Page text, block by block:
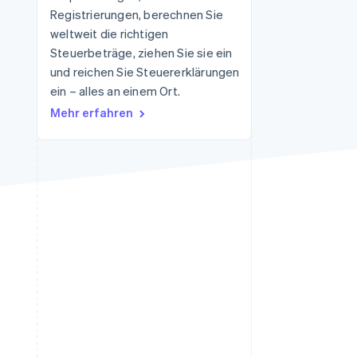
Stripe-Sessions 2026
Erfahren Sie, wie Stripe
Lösungen für die
Wirtschaftsinfrastruktur
Registrierungen, berechnen Sie
weltweit die richtigen
Steuerbeträge, ziehen Sie sie ein
und reichen Sie Steuererklärungen
ein – alles an einem Ort.
Mehr erfahren